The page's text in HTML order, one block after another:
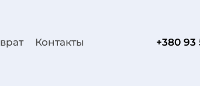
Контакты +380 93